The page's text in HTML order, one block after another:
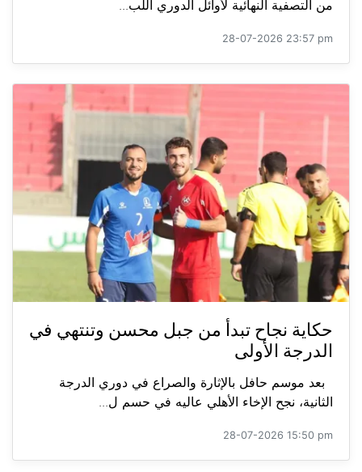
من التصفية النهائية لأوائل الدوري اللب...
28-07-2026 23:57 pm
حكاية نجاح تبدأ من جبل محسن وتنتهي في
الدرجة الأولى
بعد موسم حافل بالإثارة والصراع في دوري الدرجة
الثانية، نجح الإخاء الأهلي عاليه في حسم ل...
28-07-2026 15:50 pm